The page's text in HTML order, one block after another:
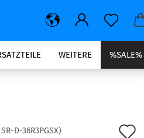
%SALE%
WEITERE
SR-D-36R3PGSX)